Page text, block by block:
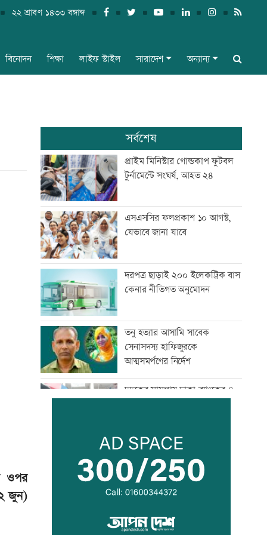
২২ শ্রাবণ ১৪৩৩ বঙ্গাব্দ
বিনোদন শিক্ষা লাইফ স্টাইল সারাদেশ অন্যান্য
ওপর
জুন)
সর্বশেষ
প্রাইম মিনিস্টার গোল্ডকাপ ফুটবল
টুর্নামেন্টে সংঘর্ষ, আহত ২৪
এসএসসির ফলপ্রকাশ ১০ আগস্ট,
যেভাবে জানা যাবে
দরপত্র ছাড়াই ২০০ ইলেকট্রিক বাস
কেনার নীতিগত অনুমোদন
তনু হত্যার আসামি সাবেক
সেনাসদস্য হাফিজুরকে
আত্মসমর্পণের নির্দেশ
দুদকের মামলায় ঢাকা ব্যাংকের ৪
জিয়াউর রহমান দেশে প্রথম সবুজ
বিপ্লবের ডাক দিয়েছিলেন:
পরিবেশমন্ত্রী